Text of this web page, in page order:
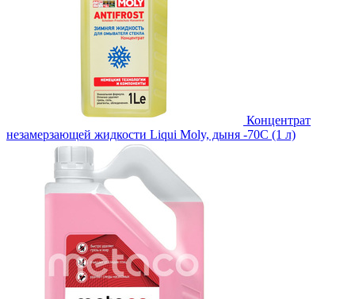
Концентрат
незамерзающей жидкости Liqui Moly, дыня -70С (1 л)